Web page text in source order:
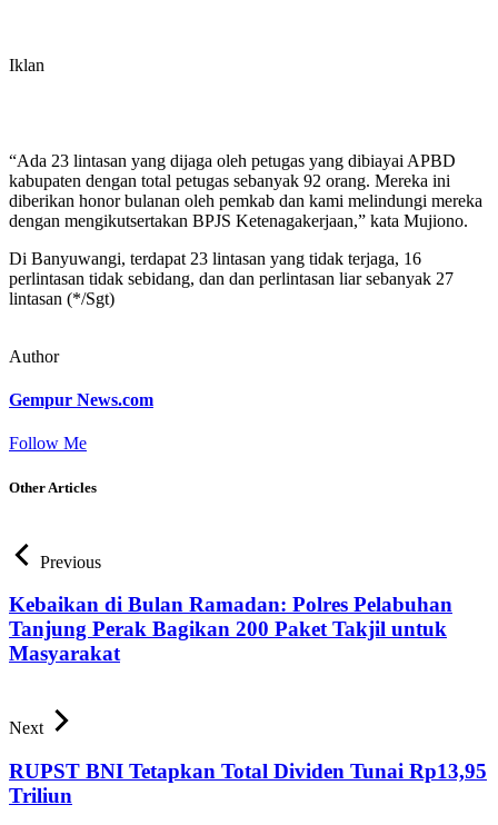
Iklan
“Ada 23 lintasan yang dijaga oleh petugas yang dibiayai APBD
kabupaten dengan total petugas sebanyak 92 orang. Mereka ini
diberikan honor bulanan oleh pemkab dan kami melindungi mereka
dengan mengikutsertakan BPJS Ketenagakerjaan,” kata Mujiono.
Di Banyuwangi, terdapat 23 lintasan yang tidak terjaga, 16
perlintasan tidak sebidang, dan dan perlintasan liar sebanyak 27
lintasan (*/Sgt)
Author
Gempur News.com
Follow Me
Other Articles
Previous
Kebaikan di Bulan Ramadan: Polres Pelabuhan
Tanjung Perak Bagikan 200 Paket Takjil untuk
Masyarakat
Next
RUPST BNI Tetapkan Total Dividen Tunai Rp13,95
Triliun